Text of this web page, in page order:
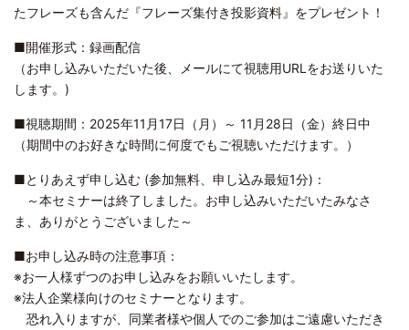
たフレーズも含んだ『フレーズ集付き投影資料』をプレゼント！
■開催形式：録画配信
（お申し込みいただいた後、メールにて視聴用URLをお送りいた
します。)
■視聴期間：2025年11月17日（月）～ 11月28日（金）終日中
（期間中のお好きな時間に何度でもご視聴いただけます。）
■とりあえず申し込む (参加無料、申し込み最短1分) ：
～本セミナーは終了しました。お申し込みいただいたみなさ
ま、ありがとうございました～
■お申し込み時の注意事項：
※お一人様ずつのお申し込みをお願いいたします。
※法人企業様向けのセミナーとなります。
恐れ入りますが、同業者様や個人でのご参加はご遠慮いただき